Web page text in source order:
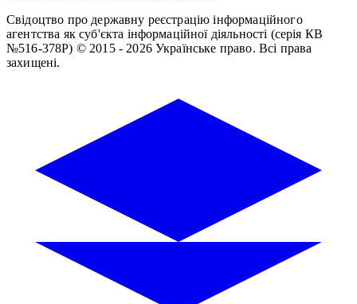
Свідоцтво про державну реєстрацію інформаційного
агентства як суб'єкта інформаційної діяльності (серія КВ
№516-378Р) © 2015 - 2026 Українське право. Всі права
захищені.